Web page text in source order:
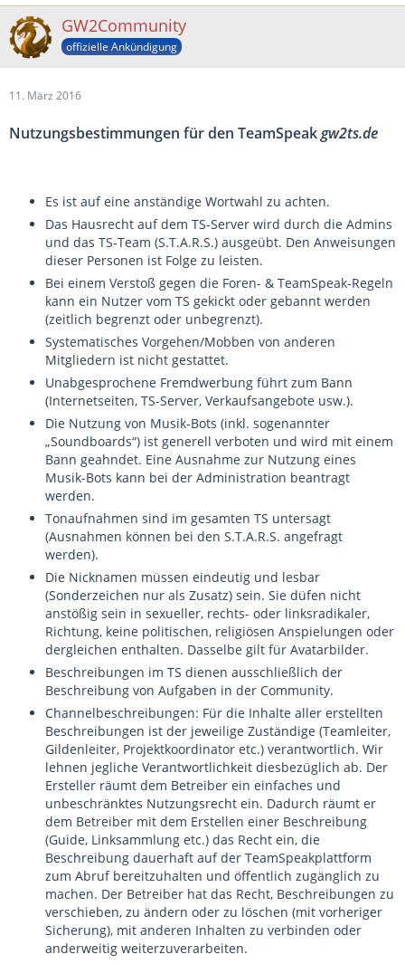
GW2Community
offizielle Ankündigung
11. März 2016
Nutzungsbestimmungen für den TeamSpeakgw2ts.de
Es ist auf eine anständige Wortwahl zu achten.
Das Hausrecht auf dem TS-Server wird durch die Admins
und das TS-Team (S.T.A.R.S.) ausgeübt. Den Anweisungen
dieser Personen ist Folge zu leisten.
Bei einem Verstoß gegen die Foren- & TeamSpeak-Regeln
kann ein Nutzer vom TS gekickt oder gebannt werden
(zeitlich begrenzt oder unbegrenzt).
Systematisches Vorgehen/Mobben von anderen
Mitgliedern ist nicht gestattet.
Unabgesprochene Fremdwerbung führt zum Bann
(Internetseiten, TS-Server, Verkaufsangebote usw.).
Die Nutzung von Musik-Bots (inkl. sogenannter
„Soundboards“) ist generell verboten und wird mit einem
Bann geahndet. Eine Ausnahme zur Nutzung eines
Musik-Bots kann bei der Administration beantragt
werden.
Tonaufnahmen sind im gesamten TS untersagt
(Ausnahmen können bei den S.T.A.R.S. angefragt
werden).
Die Nicknamen müssen eindeutig und lesbar
(Sonderzeichen nur als Zusatz) sein. Sie düfen nicht
anstößig sein in sexueller, rechts- oder linksradikaler,
Richtung, keine politischen, religiösen Anspielungen oder
dergleichen enthalten. Dasselbe gilt für Avatarbilder.
Beschreibungen im TS dienen ausschließlich der
Beschreibung von Aufgaben in der Community.
Channelbeschreibungen: Für die Inhalte aller erstellten
Beschreibungen ist der jeweilige Zuständige (Teamleiter,
Gildenleiter, Projektkoordinator etc.) verantwortlich. Wir
lehnen jegliche Verantwortlichkeit diesbezüglich ab. Der
Ersteller räumt dem Betreiber ein einfaches und
unbeschränktes Nutzungsrecht ein. Dadurch räumt er
dem Betreiber mit dem Erstellen einer Beschreibung
(Guide, Linksammlung etc.) das Recht ein, die
Beschreibung dauerhaft auf der TeamSpeakplattform
zum Abruf bereitzuhalten und öffentlich zugänglich zu
machen. Der Betreiber hat das Recht, Beschreibungen zu
verschieben, zu ändern oder zu löschen (mit vorheriger
Sicherung), mit anderen Inhalten zu verbinden oder
anderweitig weiterzuverarbeiten.